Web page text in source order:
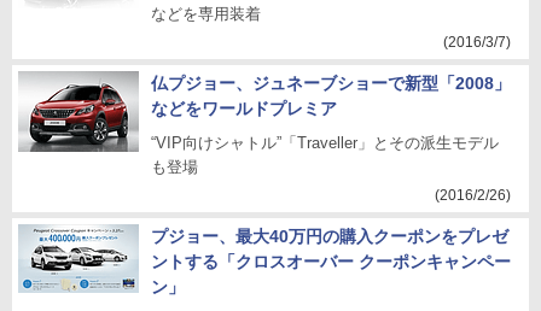
などを専用装着
(2016/3/7)
仏プジョー、ジュネーブショーで新型「2008」
などをワールドプレミア
“VIP向けシャトル”「Traveller」とその派生モデル
も登場
(2016/2/26)
プジョー、最大40万円の購入クーポンをプレゼ
ントする「クロスオーバー クーポンキャンペー
ン」